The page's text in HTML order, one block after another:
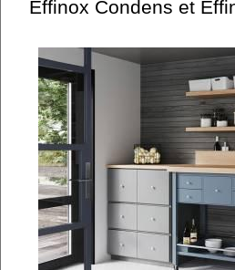
Effinox Condens et